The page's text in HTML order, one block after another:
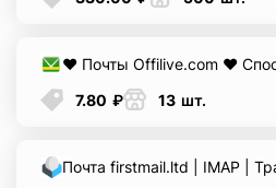
7.80 ₽ 13 шт.